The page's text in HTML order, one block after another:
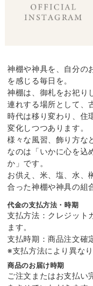
我が家の神棚にいます。見
どうしても欲しくて買いま
てよかったです。
かみさま
溶けない
2026/01/
非常に丁寧な包装で届きま
使い方をしない限り永久的に
した！
神棚や神具を、自分の
を感じる毎日を。
神棚は、御札をお祀り
連れする場所として、
時代は移り変わり、住
変化しつつあります。
様々な風習、飾り方な
なのは「いかに心を込
か」です。
お供え、米、塩、水、
合った神棚や神具の組
代金の支払方法・時期
支払方法：クレジット
ます。
支払時期：商品注文確
※支払方法により異なり
商品のお届け時期
ご注文またはお支払い